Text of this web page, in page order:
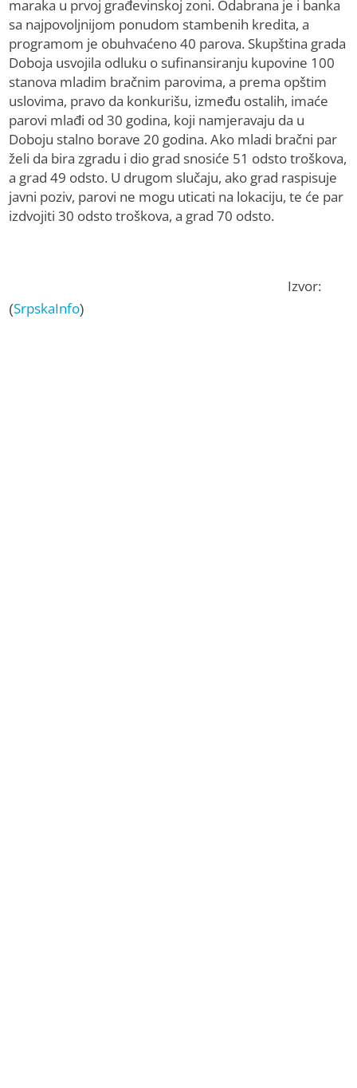
maraka u prvoj građevinskoj zoni. Odabrana je i banka
sa najpovoljnijom ponudom stambenih kredita, a
programom je obuhvaćeno 40 parova. Skupština grada
Doboja usvojila odluku o sufinansiranju kupovine 100
stanova mladim bračnim parovima, a prema opštim
uslovima, pravo da konkurišu, između ostalih, imaće
parovi mlađi od 30 godina, koji namjeravaju da u
Doboju stalno borave 20 godina. Ako mladi bračni par
želi da bira zgradu i dio grad snosiće 51 odsto troškova,
a grad 49 odsto. U drugom slučaju, ako grad raspisuje
javni poziv, parovi ne mogu uticati na lokaciju, te će par
izdvojiti 30 odsto troškova, a grad 70 odsto.
Izvor:
(SrpskaInfo)